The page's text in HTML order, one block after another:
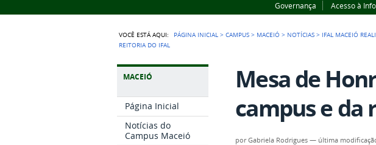
Governança Acesso à
VOCÊ ESTÁ AQUI: PÁGINA INICIAL >CAMPUS > MACEIÓ > NOTÍCIAS > IFAL MACEIÓ
REITORIA DO IFAL
MACEIÓ
Página Inicial
Notícias do
Campus Maceió
Mesa de
campus e da
porGabriela Rodrigues — última